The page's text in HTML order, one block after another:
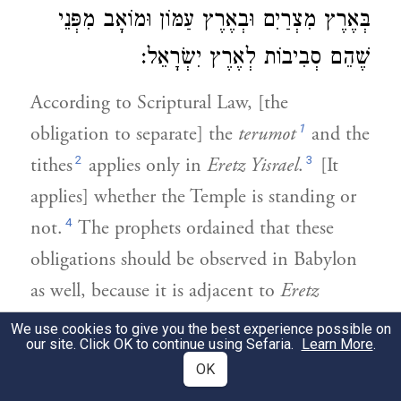
בְּאֶרֶץ מִצְרַיִם וּבְאֶרֶץ עַמּוֹן וּמוֹאָב מִפְּנֵי
שֶׁהֵם סְבִיבוֹת לְאֶרֶץ יִשְׂרָאֵל:
According to Scriptural Law, [the
obligation to separate] the terumot 1 and the
tithes2 applies only inEretz Yisrael. 3 [It
applies] whether the Temple is standing or
not. 4 The prophets ordained that these
obligations should be observed in Babylon
as well, because it is adjacent to Eretz
Yisraeland the majority of the Jewish
people journey to and from there. The
Sages of the early generations
We use cookies to give you the best experience possible on
our site. Click OK to continue using Sefaria. Learn More.
OK